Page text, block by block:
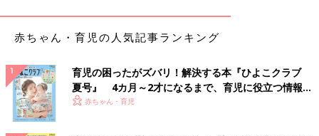
赤ちゃん・育児の人気記事ランキング
育児の困ったがズバリ！解決する本『ひよこクラブ
夏号』 4カ月～2才になるまで、育児に役立つ情報が
いっぱい！
赤ちゃん・育児